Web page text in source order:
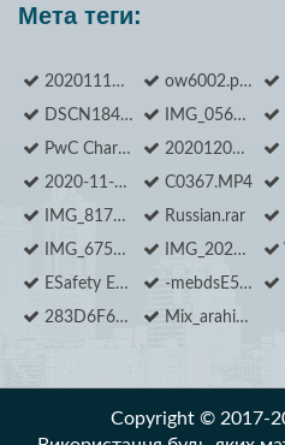
Мета теги:
20201118173242_1.jpg ow6002.pdf
DSCN1840.JPG
IMG_0569.JPG
PwC Charity_DSC09506.jpg
20201207_154901.jpg
2020-11-12 18.18.42 IMG_0955.MOV
C0367.MP4
IMG_8171.jpg
Russian.rar
IMG_6750.MOV
IMG_20201104_182719.jpg
ESafety Equipment.htm
-mebdsE5JpE.jpg
283D6F69-7BBF-4B02-B0BB-A0450F6AB1E9.jpeg
Mix_arahis.png
Copyright © 2017-